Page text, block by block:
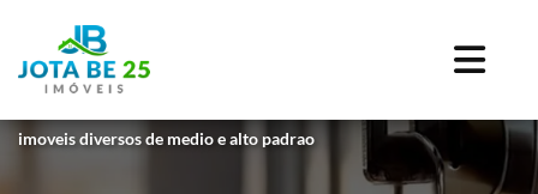
imoveis diversos de medio e alto padrao